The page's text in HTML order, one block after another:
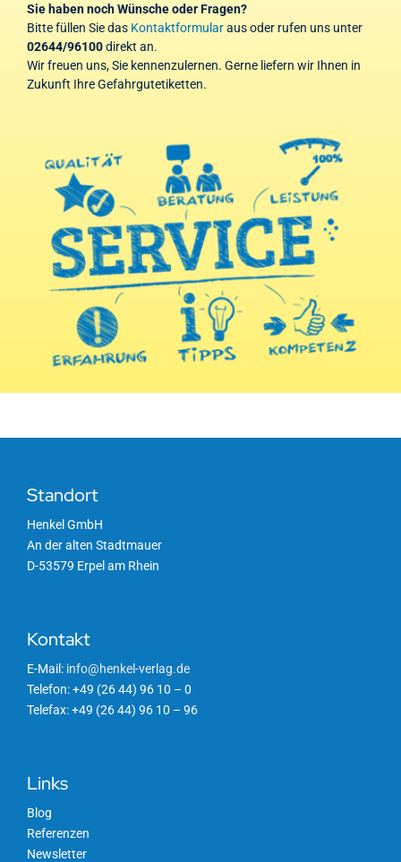
Sie haben noch Wünsche oder Fragen?
Bitte füllen Sie das Kontaktformularaus oder rufen uns unter
02644/96100direkt an.
Wir freuen uns, Sie kennenzulernen. Gerne liefern wir Ihnen in
Zukunft Ihre Gefahrgutetiketten.
Standort
Henkel GmbH
An der alten Stadtmauer
D-53579 Erpel am Rhein
Kontakt
E-Mail: info@henkel-verlag.de
Telefon: +49 (26 44) 96 10 – 0
Telefax: +49 (26 44) 96 10 – 96
Links
Blog
Referenzen
Newsletter